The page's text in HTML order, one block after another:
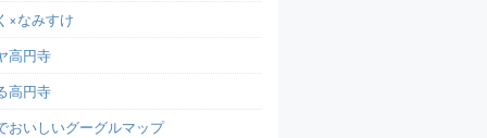
×なみすけ
高円寺
高円寺
おいしいグーグルマップ